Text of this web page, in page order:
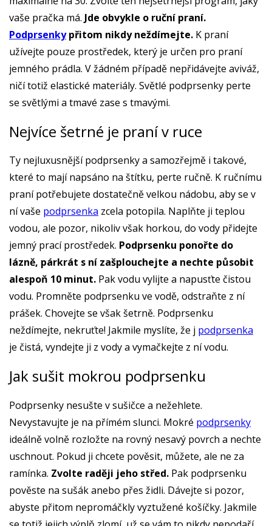
vaše pračka má. Jde obvykle o ruční praní.
Podprsenkypřitom nikdy neždímejte. K praní
užívejte pouze prostředek, který je určen pro praní
jemného prádla. V žádném případě nepřidávejte aviváž,
ničí totiž elastické materiály. Světlé podprsenky perte
se světlými a tmavé zase s tmavými.
Nejvíce šetrné je praní v ruce
Ty nejluxusnější podprsenky a samozřejmě i takové,
které to mají napsáno na štítku, perte ručně. K ručnímu
praní potřebujete dostatečně velkou nádobu, aby se v
ní vaše podprsenka zcela potopila. Naplňte ji teplou
vodou, ale pozor, nikoliv však horkou, do vody přidejte
jemný prací prostředek. Podprsenku ponořte do
lázně, párkrát s ní zašplouchejte a nechte působit
alespoň 10 minut. Pak vodu vylijte a napusťte čistou
vodu. Promněte podprsenku ve vodě, odstraňte z ní
prášek. Chovejte se však šetrně. Podprsenku
neždímejte, nekruťte! Jakmile myslíte, že j podprsenka
je čistá, vyndejte ji z vody a vymačkejte z ní vodu.
Jak sušit mokrou podprsenku
Podprsenky nesušte v sušičce a nežehlete.
Nevystavujte je na přímém slunci. Mokré podprsenky
ideálně volně rozložte na rovný nesavý povrch a nechte
uschnout. Pokud ji chcete pověsit, můžete, ale ne za
ramínka. Zvolte raději jeho střed. Pak podprsenku
pověste na sušák anebo přes židli. Dávejte si pozor,
abyste přitom nepromáčkly vyztužené košíčky. Jakmile